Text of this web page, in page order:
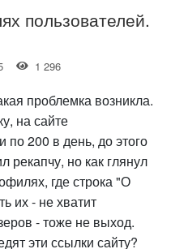
пользователей.
1 296
проблемка возникла.
на сайте
по 200 в день, до этого
рекапчу, но как глянул
где строка "О
их - не хватит
- тоже не выход.
эти ссылки сайту?